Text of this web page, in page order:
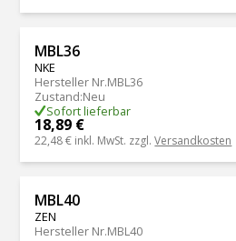
MBL36
NKE
Hersteller Nr.MBL36
Zustand:Neu
Sofort lieferbar
18,89 €
22,48 € inkl. MwSt. zzgl.Versandkosten
MBL40
ZEN
Hersteller Nr.MBL40